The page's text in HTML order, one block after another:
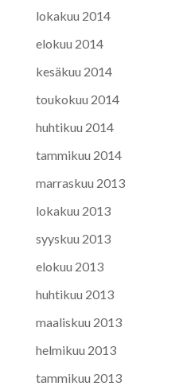
lokakuu 2014
elokuu 2014
kesäkuu 2014
toukokuu 2014
huhtikuu 2014
tammikuu 2014
marraskuu 2013
lokakuu 2013
syyskuu 2013
elokuu 2013
huhtikuu 2013
maaliskuu 2013
helmikuu 2013
tammikuu 2013